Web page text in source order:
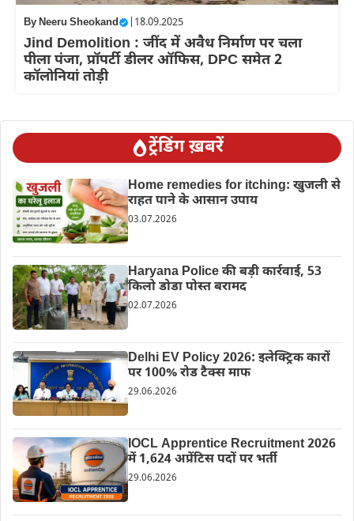
ByNeeru Sheokand 18.09.2025
Jind Demolition : जींद में अवैध निर्माण पर चला
पीला पंजा, प्रॉपर्टी डीलर ऑफिस, DPC समेत 2
कॉलोनियां तोड़ी
ट्रेंडिंग ख़बरें
Home remedies for itching: खुजली से
राहत पाने के आसान उपाय
03.07.2026
Haryana Police की बड़ी कार्रवाई, 53
किलो डोडा पोस्त बरामद
02.07.2026
Delhi EV Policy 2026: इलेक्ट्रिक कारों
पर 100% रोड टैक्स माफ
29.06.2026
IOCL Apprentice Recruitment 2026
में 1,624 अप्रेंटिस पदों पर भर्ती
29.06.2026